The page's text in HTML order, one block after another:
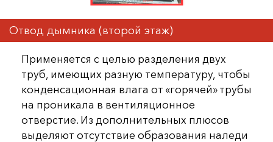
Отвод дымника (второй этаж)
Применяется с целью разделения двух
труб, имеющих разную температуру, чтобы
конденсационная влага от «горячей» трубы
на проникала в вентиляционное
отверстие. Из дополнительных плюсов
выделяют отсутствие образования наледи